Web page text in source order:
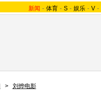
新闻 - 体育 - S - 娱乐 - V -
> 刘烨电影